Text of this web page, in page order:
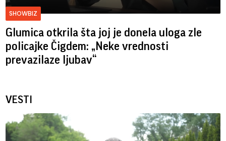
SHOWBIZ
Glumica otkrila šta joj je donela uloga zle
policajke Čigdem: „Neke vrednosti
prevazilaze ljubav“
VESTI